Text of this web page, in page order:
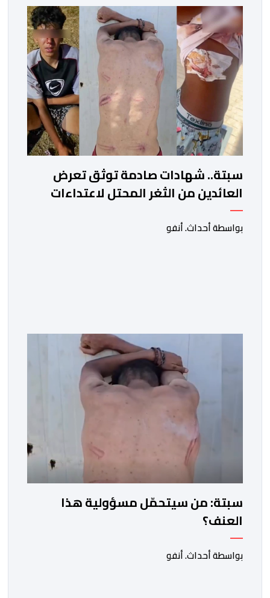
سبتة.. شهادات صادمة توثق تعرض
العائدين من الثغر المحتل لاعتداءات
جسيمة من قبل الحرس المدني
الاسباني
بواسطة أحداث. أنفو
سبتة: من سيتحمّل مسؤولية هذا
العنف؟
بواسطة أحداث. أنفو